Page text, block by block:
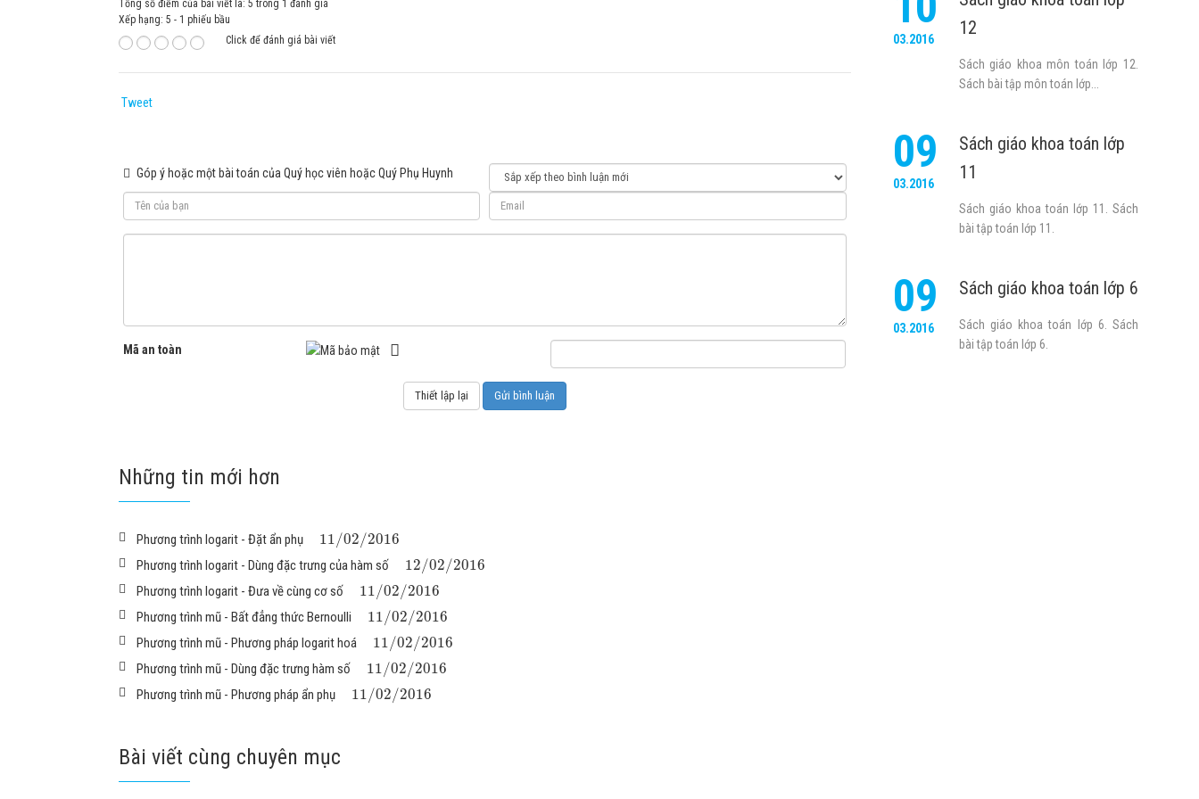
Tổng số điểm của bài viết là: 5 trong 1 đánh giá
Xếp hạng: 5 - 1 phiếu bầu
Click để đánh giá bài viết
Tweet
Góp ý hoặc một bài toán của Quý học viên hoặc Quý Phụ Huynh
Mã an toàn
Những tin mới hơn
Phương trình logarit - Đặt ẩn phụ 11/02/2016
Phương trình logarit - Dùng đặc trưng của hàm số 12/02/2016
Phương trình logarit - Đưa về cùng cơ số 11/02/2016
Phương trình mũ - Bất đẳng thức Bernoulli 11/02/2016
Phương trình mũ - Phương pháp logarit hoá 11/02/2016
Phương trình mũ - Dùng đặc trưng hàm số 11/02/2016
Phương trình mũ - Phương pháp ẩn phụ 11/02/2016
Bài viết cùng chuyên mục
03.2016
12
Sách giáo khoa môn toán lớp 12.
Sách bài tập môn toán lớp...
09
03.2016
Sách giáo khoa toán lớp
11
Sách giáo khoa toán lớp 11. Sách
bài tập toán lớp 11.
09
03.2016
Sách giáo khoa toán lớp 6
Sách giáo khoa toán lớp 6. Sách
bài tập toán lớp 6.